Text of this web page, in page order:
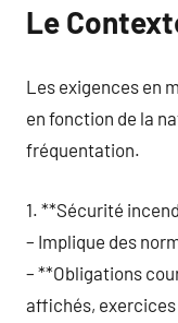
Le
Les exigences en
en fonction de la
fréquentation.
1. **Sécurité
– Implique des
– **Obligations
affichés, exercices